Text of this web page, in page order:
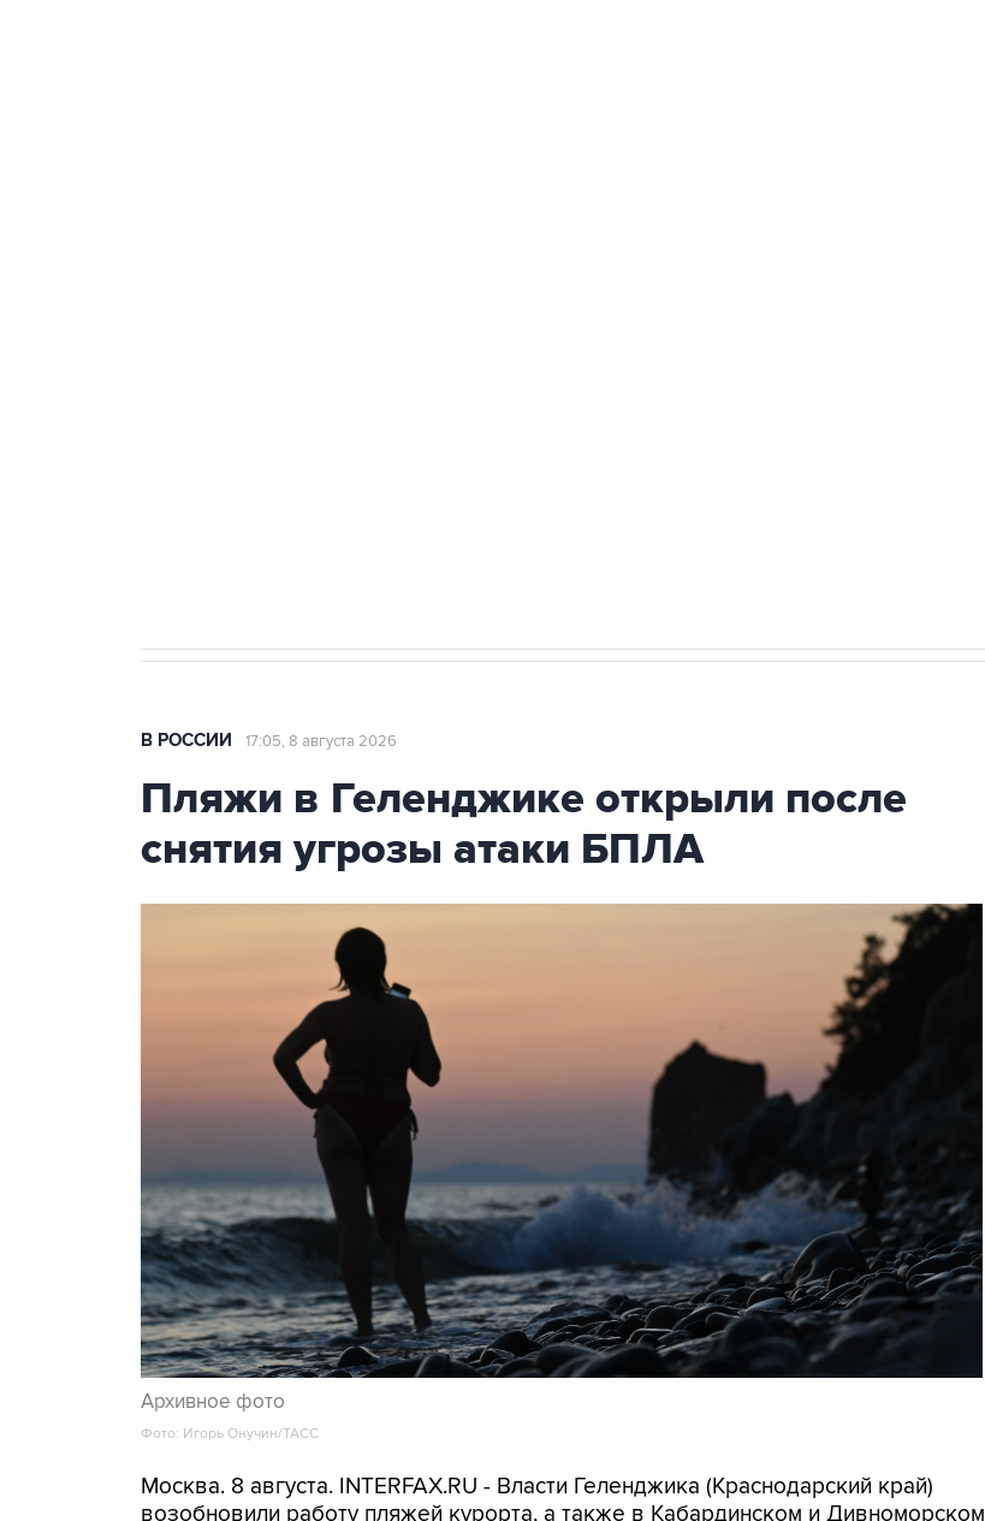
В РОССИИ 17:05, 8 августа 2026
Пляжи в Геленджике открыли после
снятия угрозы атаки БПЛА
Архивное фото
Фото: Игорь Онучин/ТАСС
Москва. 8 августа. INTERFAX.RU - Власти Геленджика (Краснодарский край)
возобновили работу пляжей курорта, а также в Кабардинском и Дивноморском